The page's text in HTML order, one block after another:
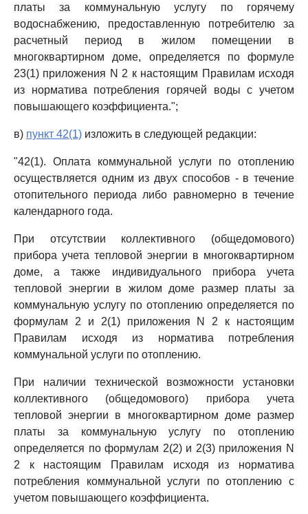
платы за коммунальную услугу по горячему
водоснабжению, предоставленную потребителю за
расчетный период в жилом помещении в
многоквартирном доме, определяется по формуле
23(1) приложения N 2 к настоящим Правилам исходя
из норматива потребления горячей воды с учетом
повышающего коэффициента.";
в) пункт 42(1) изложить в следующей редакции:
"42(1). Оплата коммунальной услуги по отоплению
осуществляется одним из двух способов - в течение
отопительного периода либо равномерно в течение
календарного года.
При отсутствии коллективного (общедомового)
прибора учета тепловой энергии в многоквартирном
доме, а также индивидуального прибора учета
тепловой энергии в жилом доме размер платы за
коммунальную услугу по отоплению определяется по
формулам 2 и 2(1) приложения N 2 к настоящим
Правилам исходя из норматива потребления
коммунальной услуги по отоплению.
При наличии технической возможности установки
коллективного (общедомового) прибора учета
тепловой энергии в многоквартирном доме размер
платы за коммунальную услугу по отоплению
определяется по формулам 2(2) и 2(3) приложения N
2 к настоящим Правилам исходя из норматива
потребления коммунальной услуги по отоплению с
учетом повышающего коэффициента.